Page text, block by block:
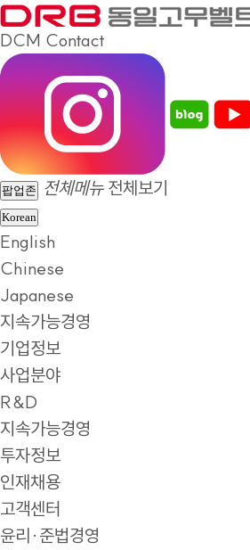
DCM Contact
팝업존 전체메뉴 전체보기
Korean
English
Chinese
Japanese
지속가능경영
기업정보
사업분야
R&D
지속가능경영
투자정보
인재채용
고객센터
윤리·준법경영